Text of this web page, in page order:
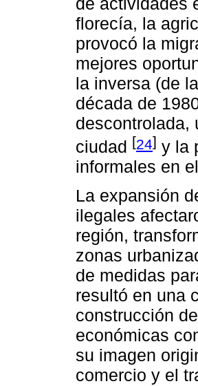
florecía, la
provocó la
mejores
la inversa (de
década de
descontrolada,
ciudad [24] y la
informales en
La expansión
ilegales
región,
zonas
de medidas
resultó en una
construcción
económicas
su imagen
comercio y el